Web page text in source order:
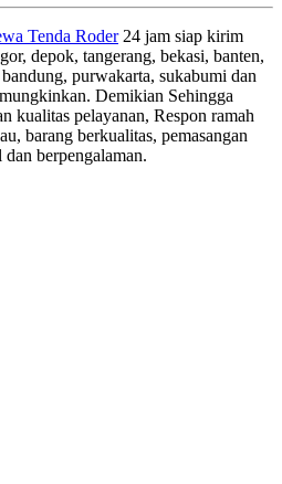
Tenda Roder24 jam siap kirim
depok, tangerang, bekasi, banten,
purwakarta, sukabumi dan
Demikian Sehingga
kualitas pelayanan, Respon ramah
barang berkualitas, pemasangan
berpengalaman.